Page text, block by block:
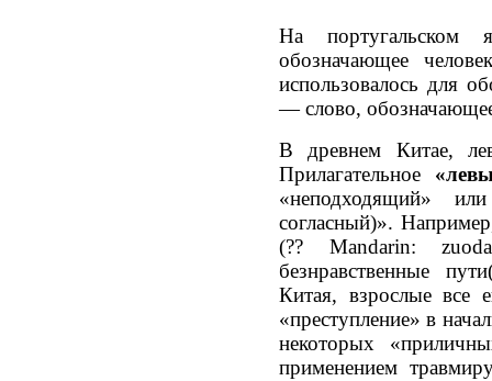
На португальском
обозначающее
использовалось для
— слово,
В древнем Китае,
Прилагательное
«неподходящий»
согласный)».
(?? Mandarin:
безнравственные
Китая, взрослые все
«преступление» в
некоторых
применением